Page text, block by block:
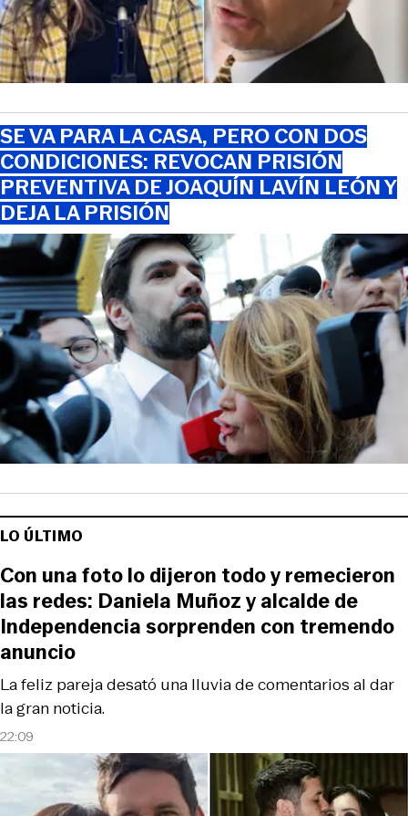
SE VA PARA LA CASA, PERO CON DOS
CONDICIONES: REVOCAN PRISIÓN
PREVENTIVA DE JOAQUÍN LAVÍN LEÓN Y
DEJA LA PRISIÓN
LO ÚLTIMO
22:09
La feliz pareja desató una lluvia de comentarios al dar
la gran noticia.
Con una foto lo dijeron todo y remecieron
las redes: Daniela Muñoz y alcalde de
Independencia sorprenden con tremendo
anuncio